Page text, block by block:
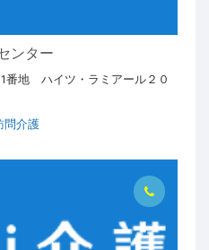
ンター
番地 ハイツ・ラミアール２０
問介護